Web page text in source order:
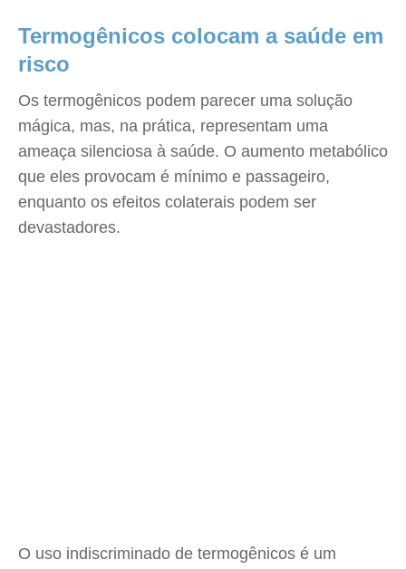
Termogênicos colocam a saúde em
risco
Os termogênicos podem parecer uma solução
mágica, mas, na prática, representam uma
ameaça silenciosa à saúde. O aumento metabólico
que eles provocam é mínimo e passageiro,
enquanto os efeitos colaterais podem ser
devastadores.
O uso indiscriminado de termogênicos é um